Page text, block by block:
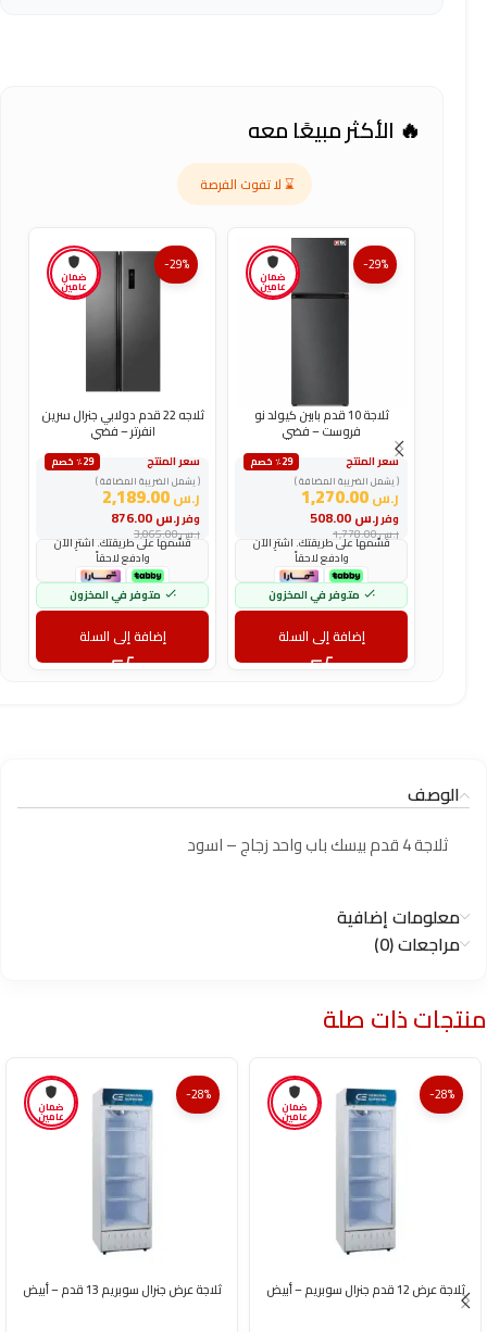
🔥 الأكثر مبيعًا معه
⌛ لا تفوت الفرصة
ضمان
عامين
-29%
ثلاجة 10 قدم بابين كيولد نو
فروست – فضي
سعر المنتج
٪29 خصم
( يشمل الضريبة المضافة )
ر.س1,270.00
وفرر.س
ر.س1,778.00
قسّمها على طريقتك. اشترِ الآن
وادفع لاحقاً
متوفر في المخزون
إضافة إلى السلة
ضمان
عامين
-29%
ثلاجه 22 قدم دولابي جنرال سرين
انفرتر – فضي
سعر المنتج
٪29 خصم
( يشمل الضريبة المضافة )
ر.س2,189.00
وفرر.س
ر.س3,065.00
قسّمها على طريقتك. اشترِ الآن
وادفع لاحقاً
متوفر في المخزون
إضافة إلى السلة
الوصف
ثلاجة 4 قدم بيسك باب واحد زجاج – اسود
معلومات إضافية
مراجعات (0)
منتجات ذات صلة
ضمان
عامين
-28%
ثلاجة عرض 12 قدم جنرال سوبريم – أبيض
ضمان
عامين
-28%
ثلاجة عرض جنرال سوبريم 13 قدم – أبيض